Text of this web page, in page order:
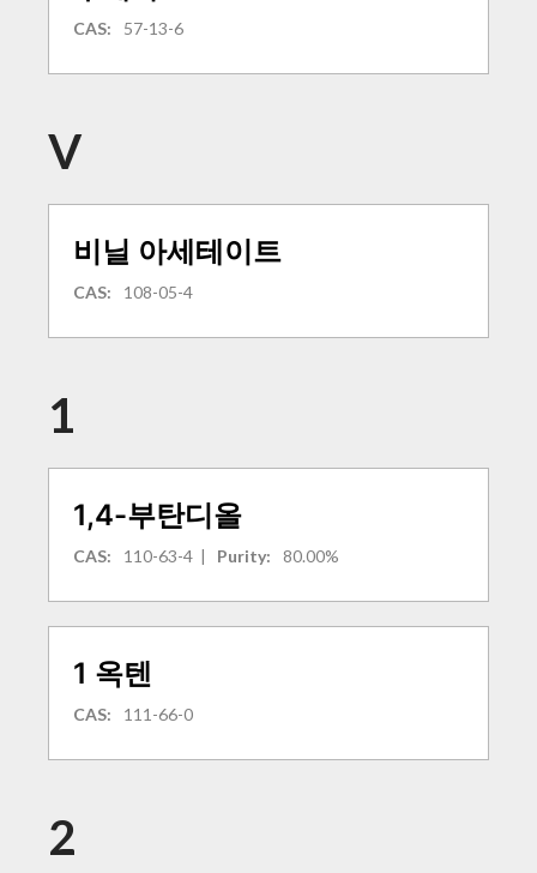
CAS: 57-13-6
V
비닐 아세테이트
CAS: 108-05-4
1
1,4-부탄디올
CAS: 110-63-4 | Purity: 80.00%
1 옥텐
CAS: 111-66-0
2